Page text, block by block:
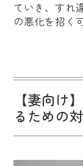
ていき、すれ
の悪化を招く
【妻向け
るための